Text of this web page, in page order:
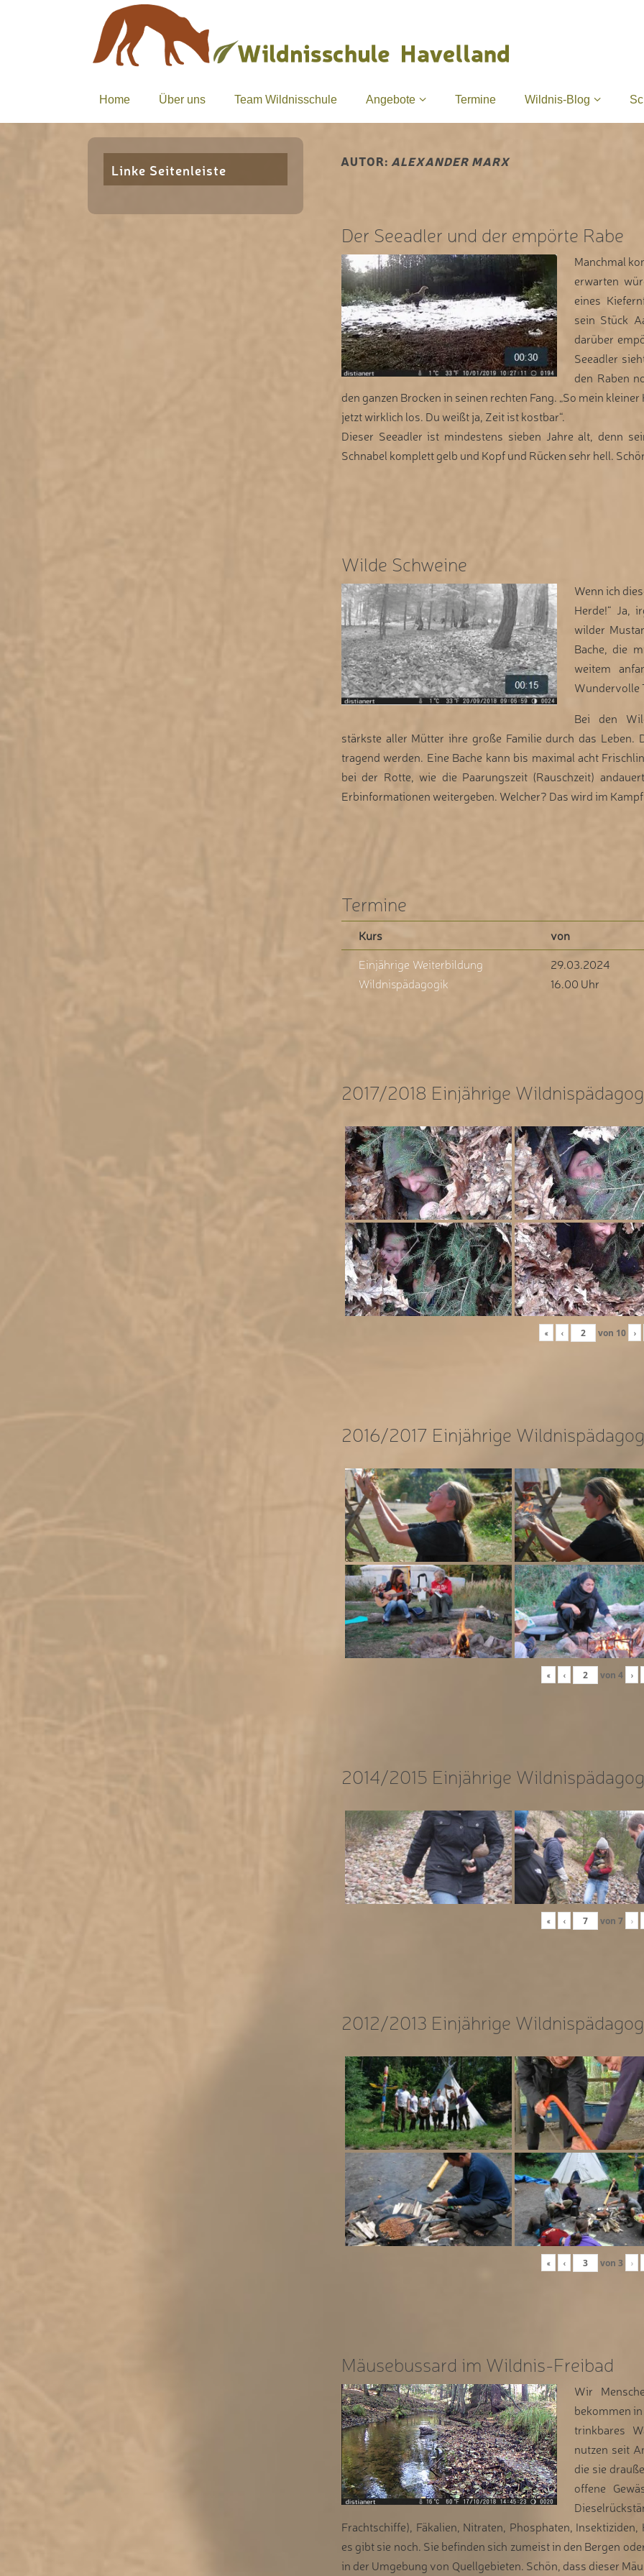
Home Über uns Team Wildnisschule Angebote Termine Wildnis-Blog
AUTOR: ALEXANDER MARX
Der Seeadler und der empörte Rabe
Manchmal
erwarten
eines
sein Stück
darüber
Seeadler
den Raben
den ganzen Brocken in seinen rechten Fang. „So mein
jetzt wirklich los. Du weißt ja, Zeit ist kostbar“.
Dieser Seeadler ist mindestens sieben Jahre alt, denn
Schnabel komplett gelb und Kopf und Rücken sehr hell.
Wilde Schweine
Wenn ich
Herde!“ Ja,
wilder
Bache, die
weitem
Wundervolle
Bei den
stärkste aller Mütter ihre große Familie durch das Leben.
tragend werden. Eine Bache kann bis maximal acht
bei der Rotte, wie die Paarungszeit (Rauschzeit)
Erbinformationen weitergeben. Welcher? Das wird im
Termine
Kurs
von
Einjährige Weiterbildung
Wildnispädagogik
29.03.2024
16.00 Uhr
2017/2018 Einjährige
« ‹ von 10 ›
2016/2017 Einjährige
« ‹ von 4 ›
2014/2015 Einjährige
« ‹ von 7 ›
2012/2013 Einjährige
« ‹ von 3 ›
Mäusebussard im Wildnis-Freibad
Wir
bekommen
trinkbares
nutzen seit
die sie
offene
Frachtschiffe), Fäkalien, Nitraten, Phosphaten,
es gibt sie noch. Sie befinden sich zumeist in den Bergen
in der Umgebung von Quellgebieten. Schön, dass dieser
Linke Seitenleiste